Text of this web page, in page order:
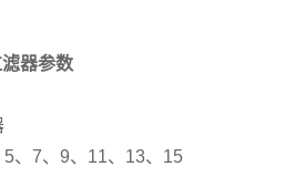
器参数
、7、9、11、13、15